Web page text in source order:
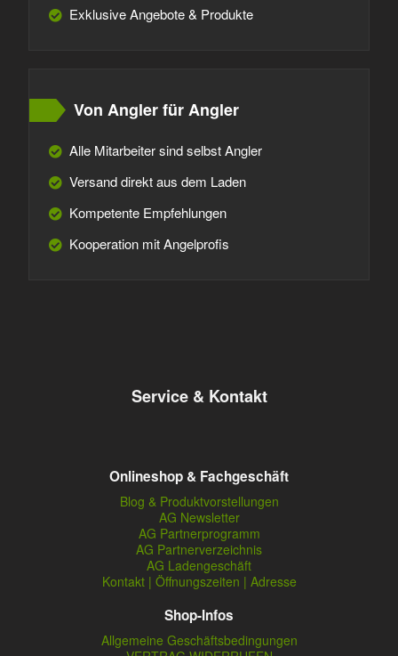
Exklusive Angebote & Produkte
Von Angler für Angler
Alle Mitarbeiter sind selbst Angler
Versand direkt aus dem Laden
Kompetente Empfehlungen
Kooperation mit Angelprofis
Service & Kontakt
Onlineshop & Fachgeschäft
Blog & Produktvorstellungen
AG Newsletter
AG Partnerprogramm
AG Partnerverzeichnis
AG Ladengeschäft
Kontakt | Öffnungszeiten | Adresse
Shop-Infos
Allgemeine Geschäftsbedingungen